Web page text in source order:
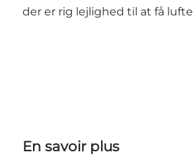
der er rig lejlighed til at få
En savoir plus